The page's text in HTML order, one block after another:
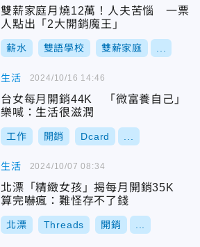
雙薪家庭月燒12萬！人夫苦惱 一票
人點出「2大開銷魔王」
薪水 雙語學校 雙薪家庭
生活
台女每月開銷44K 「微富養自己」
樂喊：生活很滋潤
工作 開銷 Dcard
2024/10/16 14:46
生活
北漂「精緻女孩」揭每月開銷35K
算完嚇瘋：難怪存不了錢
北漂 Threads 開銷
2024/10/07 08:34